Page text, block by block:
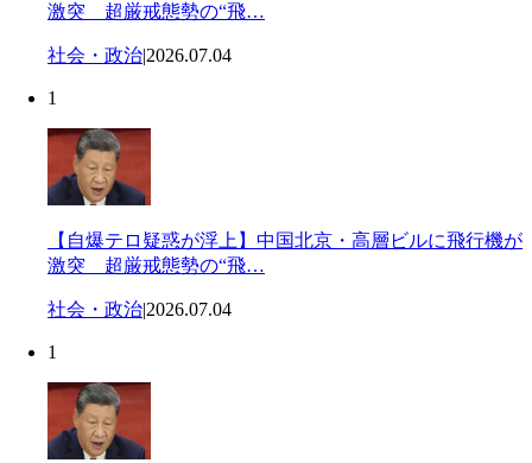
激突 超厳戒態勢の“飛…
社会・政治|2026.07.04
1
【自爆テロ疑惑が浮上】中国北京・高層ビルに飛行機が
激突 超厳戒態勢の“飛…
社会・政治|2026.07.04
1